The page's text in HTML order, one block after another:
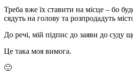
Треба вже їх ставити на місце – бо
сядуть на голову та розпродадуть
До речі, мій підпис до заяви до суду
Це така моя вимога.
🙂